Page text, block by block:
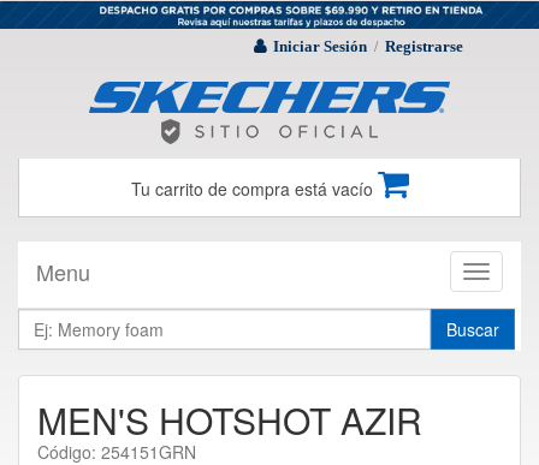
Iniciar Sesión / Registrarse
Tu carrito de compra está vacío
Toggle
Menu
Buscar
MEN'S HOTSHOT AZIR
Código: 254151GRN